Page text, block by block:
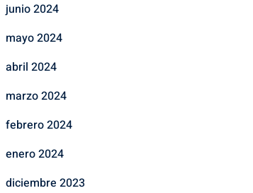
junio 2024
mayo 2024
abril 2024
marzo 2024
febrero 2024
enero 2024
diciembre 2023